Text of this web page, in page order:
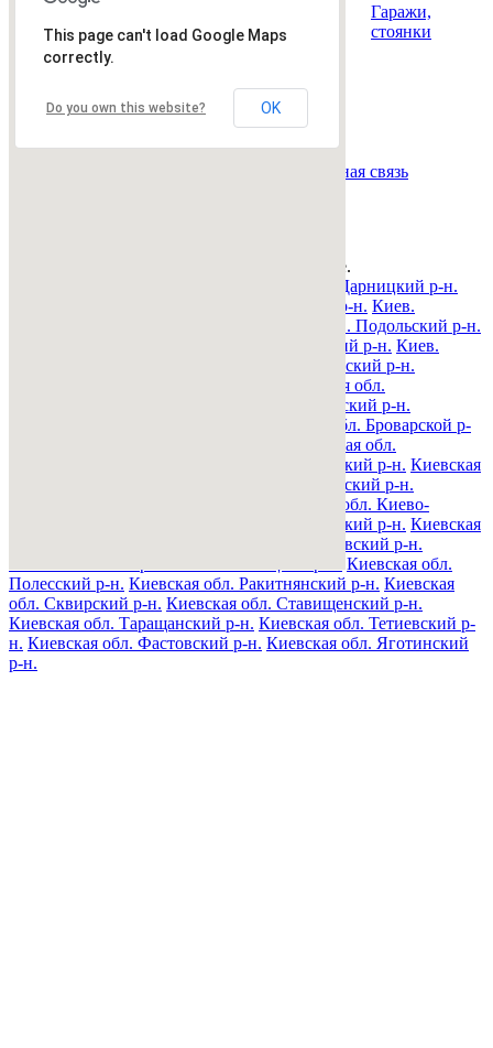
This page can't load Google Maps
correctly.
Do you own this website? OK
Гаражи,
стоянки
Все рубрики|Подать объявление|Найти
Обратная связь
Запрос выполняется. Пожалуйта, подождите.
Киев. Дарницкий р-н.
Киев. Днепровский р-н. Киев.
Киев. Подольский р-н.
Киев. Соломенский р-н. Киев.
Киевская обл. Барышевский р-н.
Киевская обл.
Киевская обл. Бориспольский р-н.
Киевская обл. Броварской р-
Киевская обл.
Киевская обл. Вышгородский р-н. Киевская
Киевская обл. Иванковский р-н.
Киевская обл. Киево-
Киевская обл. Макаровский р-н. Киевская
Киевская обл. Обуховский р-н.
Киевская обл.
Полесский р-н. Киевская обл. Ракитнянский р-н. Киевская
обл. Сквирский р-н. Киевская обл. Ставищенский р-н.
Киевская обл. Таращанский р-н. Киевская обл. Тетиевский р-
н. Киевская обл. Фастовский р-н. Киевская обл. Яготинский
р-н.